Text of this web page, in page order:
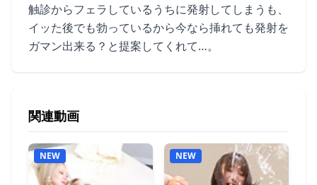
触診からフェラしているうちに発射してしまうも、
イッた後でも勃っているから今なら挿れても発射を
ガマン出来る？と提案してくれて…。
関連動画
NEW NEW